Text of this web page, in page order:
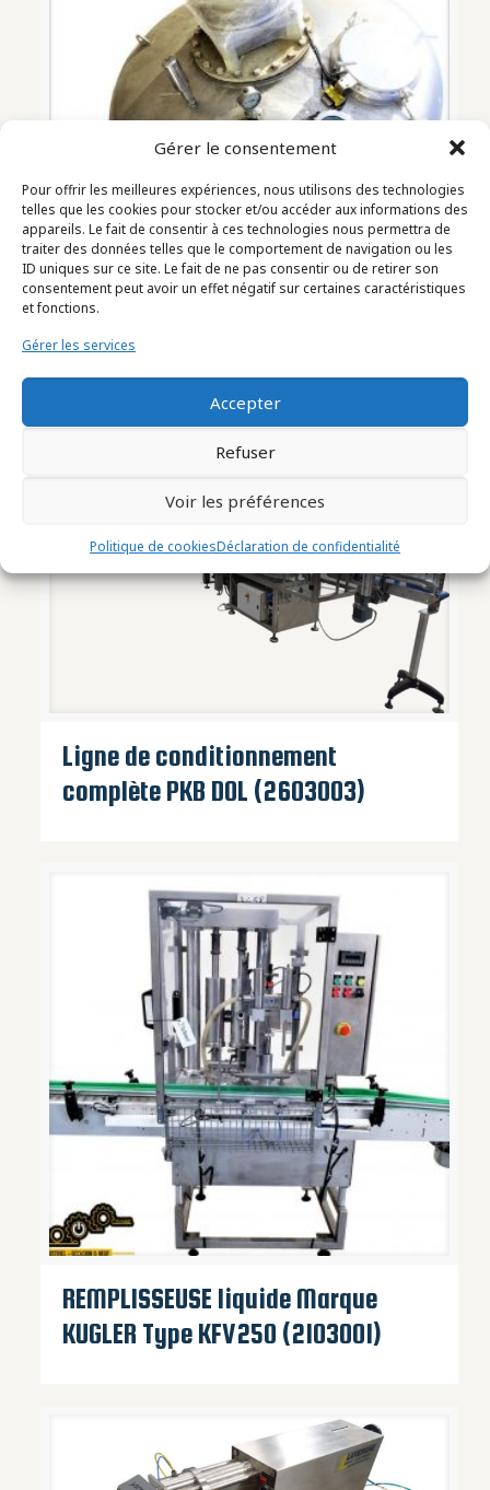
Gérer le consentement
Pour offrir les meilleures expériences, nous utilisons des technologies
telles que les cookies pour stocker et/ou accéder aux informations des
appareils. Le fait de consentir à ces technologies nous permettra de
traiter des données telles que le comportement de navigation ou les
ID uniques sur ce site. Le fait de ne pas consentir ou de retirer son
consentement peut avoir un effet négatif sur certaines caractéristiques
et fonctions.
Gérer les services
Accepter
Refuser
Voir les préférences
Politique de cookiesDéclaration de confidentialité
MELANGEUR sous-vide agité
Capacité 8000 litres (2103009)
Ligne de conditionnement
complète PKB DOL (2603003)
REMPLISSEUSE liquide Marque
KUGLER Type KFV250 (2103001)